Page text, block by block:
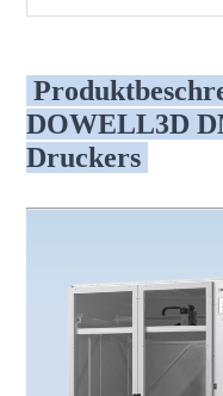
DOWELL3D
Druckers